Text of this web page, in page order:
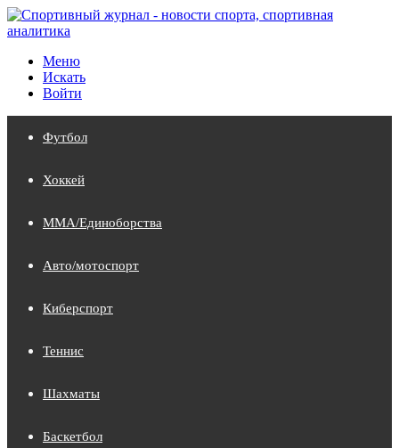
Меню
Искать
Войти
Футбол
Хоккей
MMA/Единоборства
Авто/мотоспорт
Киберспорт
Теннис
Шахматы
Баскетбол